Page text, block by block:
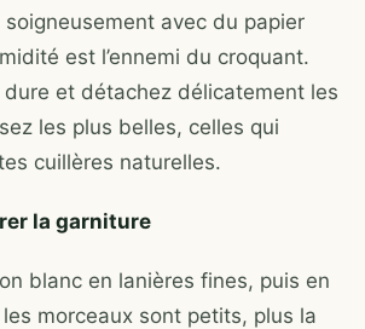
avec du papier
est l’ennemi du croquant.
dure et détachez délicatement les
les plus belles, celles qui
cuillères naturelles.
la garniture
blanc en lanières fines, puis en
morceaux sont petits, plus la